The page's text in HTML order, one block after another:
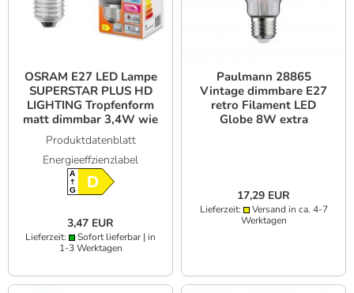
OSRAM E27 LED Lampe
SUPERSTAR PLUS HD
LIGHTING Tropfenform
matt dimmbar 3,4W wie
40W universalweißes
Licht & hohe
Farbwiedergabe
Produktdatenblatt
Energieeffzienzlabel
A
GD
3,47 EUR
Lieferzeit:
Sofort lieferbar | in
1-3 Werktagen
Paulmann 28865
Vintage dimmbare E27
retro Filament LED
Globe 8W extra
17,29 EUR
Lieferzeit:
Versand in ca. 4-7
Werktagen